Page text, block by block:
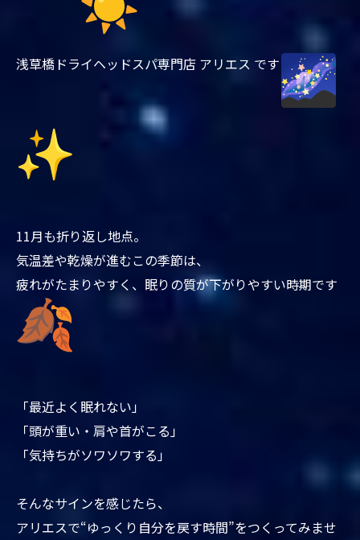
浅草橋ドライヘッドスパ専門店 アリエス です
11月も折り返し地点。
気温差や乾燥が進むこの季節は、
疲れがたまりやすく、眠りの質が下がりやすい時期です
「最近よく眠れない」
「頭が重い・肩や首がこる」
「気持ちがソワソワする」
そんなサインを感じたら、
アリエスで“ゆっくり自分を戻す時間”をつくってみませ